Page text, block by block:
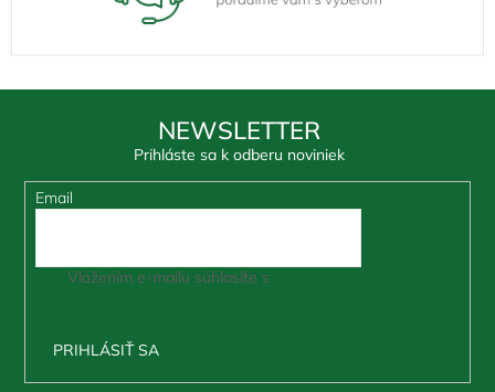
NEWSLETTER
Prihláste sa k odberu noviniek
Email
Vložením e-mailu súhlasíte s
PRIHLÁSIŤ SA